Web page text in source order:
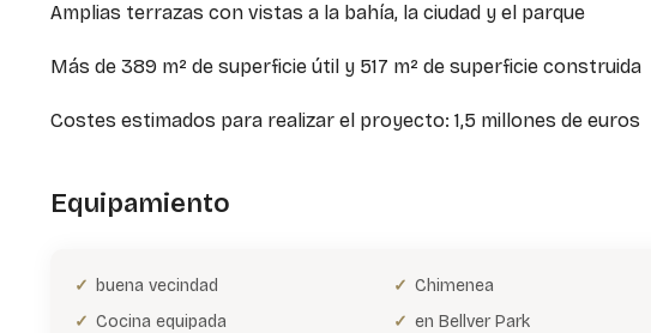
Amplias terrazas con vistas a la bahía, la ciudad y el parque
Más de 389 m² de superficie útil y 517 m² de superficie construida
Costes estimados para realizar el proyecto: 1,5 millones de euros
Equipamiento
buena vecindad Chimenea
Cocina equipada
en Bellver Park